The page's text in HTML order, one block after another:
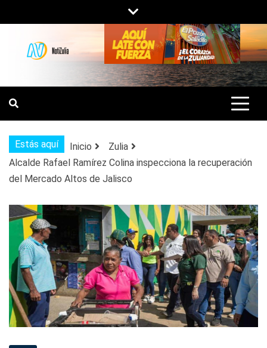
al
contenido
NOTIZULIA
NOTICIAS DEL ZULIA, VENEZUELA Y
DE INTERÉS GENERAL.
Estás aquí Inicio
Zulia
Alcalde Rafael Ramírez Colina inspecciona la recuperación
del Mercado Altos de Jalisco